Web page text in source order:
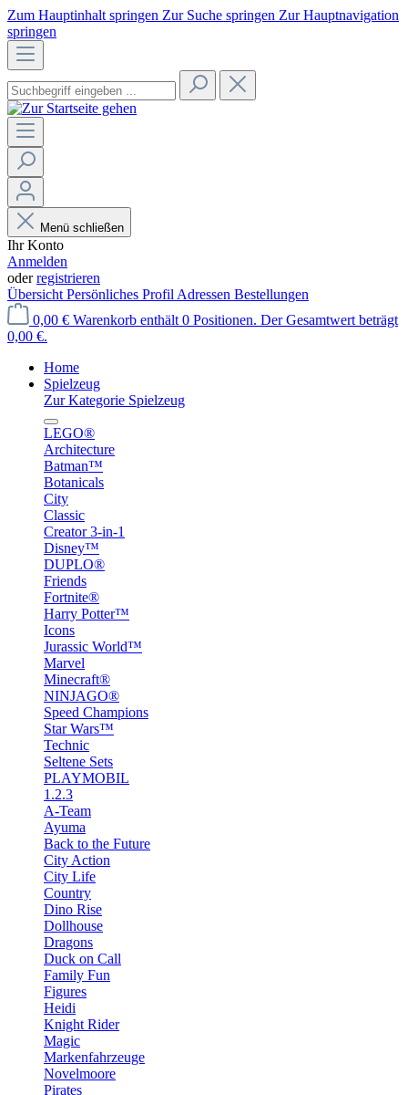
Zum Hauptinhalt springen Zur Suche springen Zur Hauptnavigation
springen
Menü schließen
Ihr Konto
Anmelden
oderregistrieren
Übersicht Persönliches Profil Adressen Bestellungen
0,00 € Warenkorb enthält 0 Positionen. Der Gesamtwert beträgt
0,00 €.
Home
Spielzeug
Zur Kategorie Spielzeug
LEGO®
Architecture
Batman™
Botanicals
City
Classic
Creator 3-in-1
Disney™
DUPLO®
Friends
Fortnite®
Harry Potter™
Icons
Jurassic World™
Marvel
Minecraft®
NINJAGO®
Speed Champions
Star Wars™
Technic
Seltene Sets
PLAYMOBIL
1.2.3
A-Team
Ayuma
Back to the Future
City Action
City Life
Country
Dino Rise
Dollhouse
Dragons
Duck on Call
Family Fun
Figures
Heidi
Knight Rider
Magic
Markenfahrzeuge
Novelmoore
Pirates